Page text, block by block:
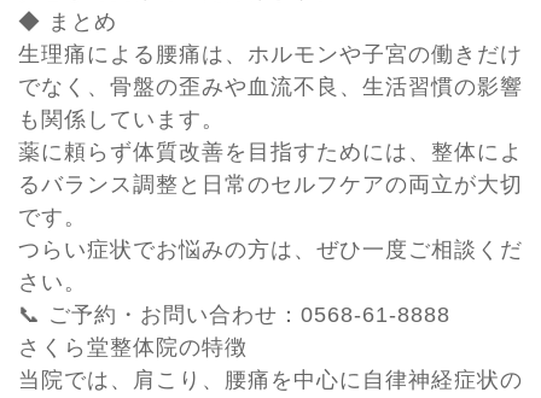
◆ まとめ
生理痛による腰痛は、ホルモンや子宮の働きだけ
でなく、骨盤の歪みや血流不良、生活習慣の影響
も関係しています。
薬に頼らず体質改善を目指すためには、整体によ
るバランス調整と日常のセルフケアの両立が大切
です。
つらい症状でお悩みの方は、ぜひ一度ご相談くだ
さい。
📞 ご予約・お問い合わせ：0568-61-8888
さくら堂整体院の特徴
当院では、肩こり、腰痛を中心に自律神経症状の